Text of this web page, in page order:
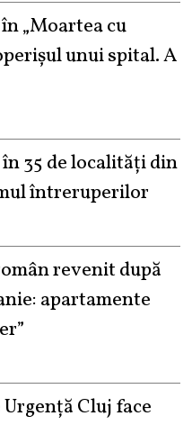
„Moartea cu
unui spital. A
35 de localități din
întreruperilor
revenit după
apartamente
Cluj face